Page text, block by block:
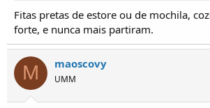
Fitas pretas de estore ou de mochila,
forte, e nunca mais partiram.
M maoscovy
UMM